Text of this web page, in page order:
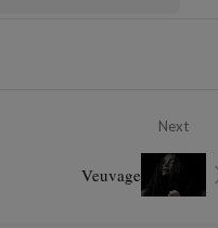
Next
Veuvage